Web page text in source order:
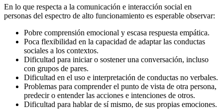
En lo que respecta a la comunicación e interacción social en
personas del espectro de alto funcionamiento es esperable observar:
Pobre comprensión emocional y escasa respuesta empática.
Poca flexibilidad en la capacidad de adaptar las conductas
sociales a los contextos.
Dificultad para iniciar o sostener una conversación, incluso
con grupos de pares.
Dificultad en el uso e interpretación de conductas no verbales.
Problemas para comprender el punto de vista de otra persona,
predecir o entender las acciones e intenciones de otros.
Dificultad para hablar de sí mismo, de sus propias emociones.